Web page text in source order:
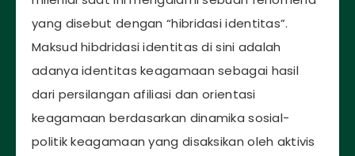
yang disebut dengan “hibridasi identitas”.
Maksud hibdridasi identitas di sini adalah
adanya identitas keagamaan sebagai hasil
dari persilangan afiliasi dan orientasi
keagamaan berdasarkan dinamika sosial-
politik keagamaan yang disaksikan oleh aktivis